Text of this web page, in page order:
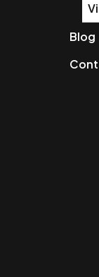
Blog